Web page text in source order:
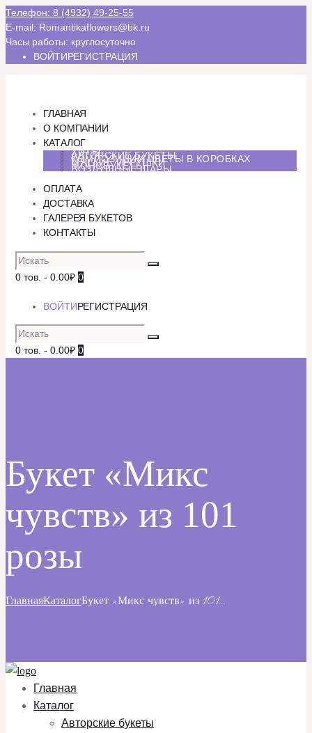
Телефон: 8 (4932) 49-25-55
E-mail: Romantikaflowers@bk.ru
Часы работы: круглосуточно
ВОЙТИРЕГИСТРАЦИЯ
ГЛАВНАЯ
О КОМПАНИИ
КАТАЛОГ
ХИТЫ
АВТОРСКИЕ БУКЕТЫ
КОМПОЗИЦИИ ЦВЕТЫ В КОРОБКАХ
МЯГКИЕ ИГРУШКИ
МОНОБУКЕТЫ
ВОЗДУШНЫЕ ШАРЫ
ОПЛАТА
ДОСТАВКА
ГАЛЕРЕЯ БУКЕТОВ
КОНТАКТЫ
0 тов. - 0.00₽ 0
ВОЙТИРЕГИСТРАЦИЯ
0 тов. - 0.00₽ 0
Букет «Микс
чувств» из 101
розы
ГлавнаяКаталогБукет «Микс чувств» из 101...
Главная
Каталог
Авторские букеты